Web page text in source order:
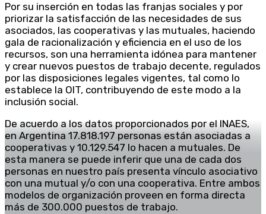
Por su inserción en todas las franjas sociales y por
priorizar la satisfacción de las necesidades de sus
asociados, las cooperativas y las mutuales, haciendo
gala de racionalización y eficiencia en el uso de los
recursos, son una herramienta idónea para mantener
y crear nuevos puestos de trabajo decente, regulados
por las disposiciones legales vigentes, tal como lo
establece la OIT, contribuyendo de este modo a la
inclusión social.
De acuerdo a los datos proporcionados por el INAES,
en Argentina 17.818.197 personas están asociadas a
cooperativas y 10.129.547 lo hacen a mutuales. De
esta manera se puede inferir que una de cada dos
personas en nuestro país presenta vínculo asociativo
con una mutual y/o con una cooperativa. Entre ambos
modelos de organización proveen en forma directa
más de 300.000 puestos de trabajo.